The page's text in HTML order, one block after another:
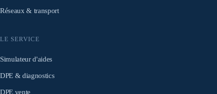
Réseaux & transport
LE SERVICE
Simulateur d'aides
DPE & diagnostics
DPE vente